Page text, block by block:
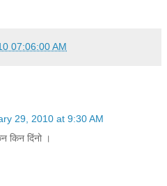
07:06:00 AM
29, 2010 at 9:30 AM
किन दिंनो ।